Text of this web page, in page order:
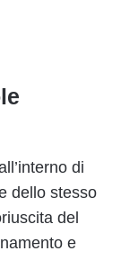
di
dello stesso
del
e